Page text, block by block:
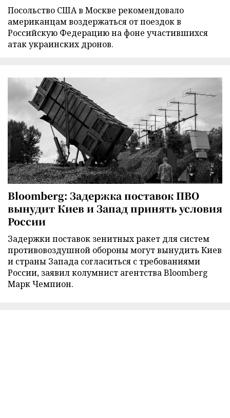
Посольство США в Москве рекомендовало
американцам воздержаться от поездок в
Российскую Федерацию на фоне участившихся
атак украинских дронов.
Bloomberg: Задержка поставок ПВО
вынудит Киев и Запад принять условия
России
Задержки поставок зенитных ракет для систем
противовоздушной обороны могут вынудить Киев
и страны Запада согласиться с требованиями
России, заявил колумнист агентства Bloomberg
Марк Чемпион.